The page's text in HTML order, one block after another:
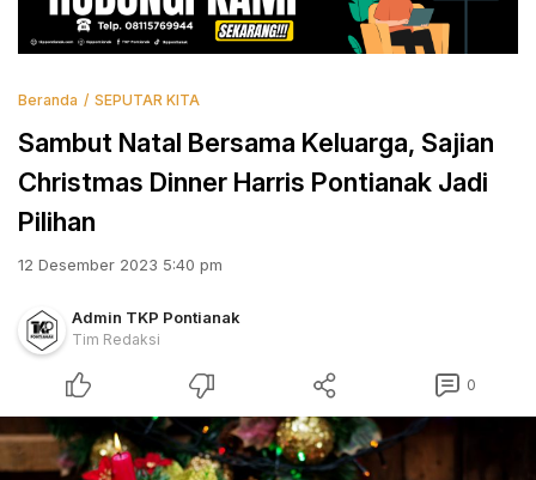
Beranda SEPUTAR KITA
Sambut Natal Bersama Keluarga, Sajian
Christmas Dinner Harris Pontianak Jadi
Pilihan
12 Desember 2023 5:40 pm
Admin TKP Pontianak
Tim Redaksi
0